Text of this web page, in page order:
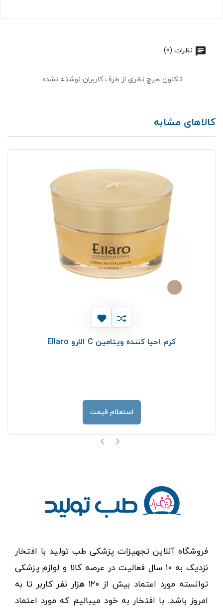
نظرات (0)
تاکنون هیچ نظری از طرف کاربران نوشته نشده.
کالاهای مشابه
کرم احیا کننده ویتامین C الارو Ellaro
استعلام قیمت
فروشگاه آنلاین تجهیزات پزشکی طب تولید با افتخار
نزدیک به ۱۰ سال فعالیت در عرصه کالا و لوازم پزشکی
توانسته مورد اعتماد بیش از ۱۲۰ هزار نفر کاربر تا به
امروز باشد. با افتخار به خود میبالیم که مورد اعتماد